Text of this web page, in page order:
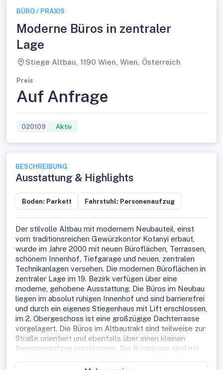
BÜRO / PRAXIS
Moderne Büros in zentraler
Lage
Stiege Altbau, 1190 Wien, Wien, Österreich
Preis
Auf Anfrage
020109 Aktiv
BESCHREIBUNG
Ausstattung & Highlights
Boden: Parkett Fahrstuhl: Personenaufzug
Der stilvolle Altbau mit modernem Neubauteil, einst
vom traditionsreichen Gewürzkontor Kotanyi erbaut,
wurde im Jahre 2000 mit neuen Büroflächen, Terrassen,
schönem Innenhof, Tiefgarage und neuen, zentralen
Technikanlagen versehen. Die modernen Büroflächen in
zentraler Lage im 19. Bezirk verfügen über eine
moderne, gehobene Ausstattung. Die Büros im Neubau
liegen im absolut ruhigen Innenhof und sind barrierefrei
und durch ein eigenes Stiegenhaus mit Lift erschlossen,
im 2. Obergeschoss ist eine großzügige Dachterrasse
vorgelagert. Die Büros im Altbautrakt sind teilweise zur
Straße orientiert und ebenfalls über einen kleinen
Personenaufzug erschlossen. Die Büroräume sind mit
Beleuchtungskörpern ausgestattet.